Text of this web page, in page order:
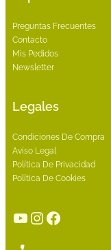
Preguntas Frecuentes
Contacto
Mis Pedidos
Newsletter
Legales
Condiciones De Compra
Aviso Legal
Política De Privacidad
Política De Cookies
YouTube
Instagram
Facebook